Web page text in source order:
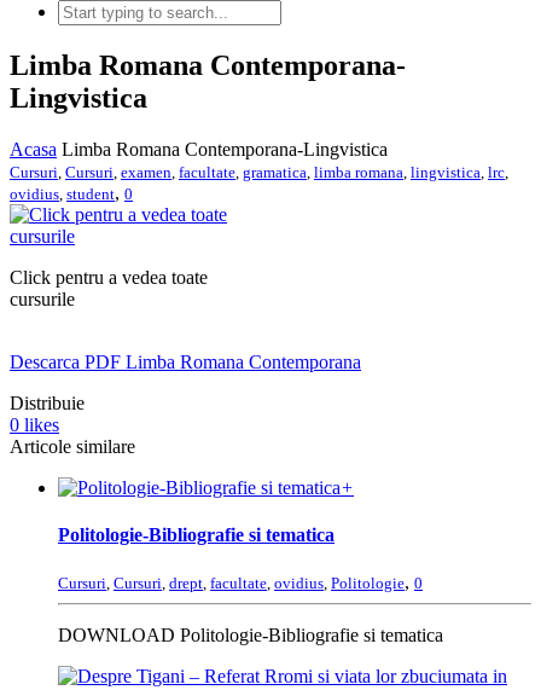
Limba Romana Contemporana-
Lingvistica
Acasa Limba Romana Contemporana-Lingvistica
Cursuri Cursuri examen facultate gramatica limba romana lingvistica lrc
ovidius student, 0
Click pentru a vedea toate
cursurile
Descarca PDF Limba Romana Contemporana
Distribuie
0 likes
Articole similare
+
Politologie-Bibliografie si tematica
Cursuri, Cursuri, drept, facultate, ovidius, Politologie, 0
DOWNLOAD Politologie-Bibliografie si tematica